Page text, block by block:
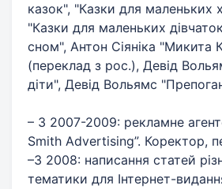
казок", "Казки для маленьких
"Казки для маленьких
сном", Антон Сіяніка "Микита
(переклад з рос.), Девід
діти", Девід Вольямс
– З 2007-2009: рекламне
Smith Advertising”. Коректор,
–З 2008: написання статей
тематики для Інтернет-